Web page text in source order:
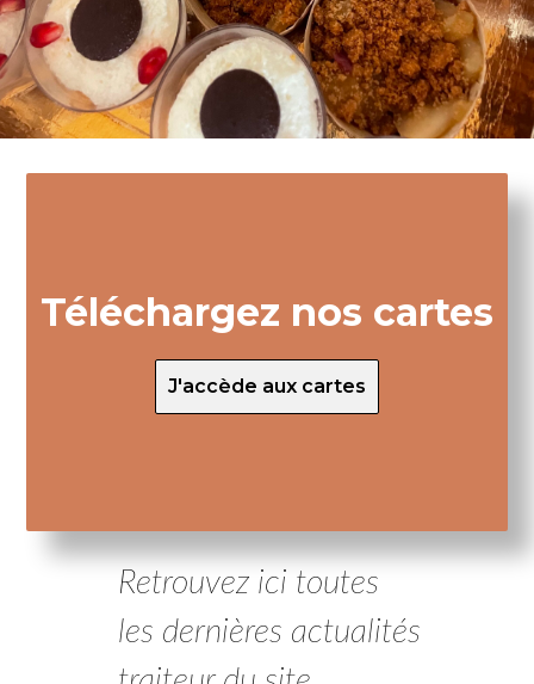
Téléchargez nos cartes
J'accède aux cartes
Retrouvez ici toutes
les dernières actualités